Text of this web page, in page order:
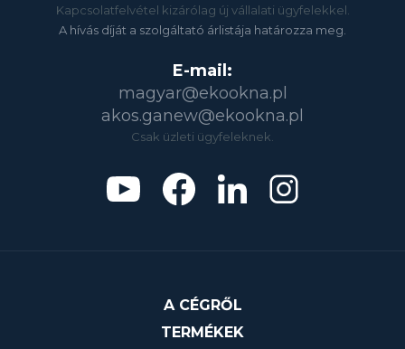
Kapcsolatfelvétel kizárólag új vállalati ügyfelekkel.
A hívás díját a szolgáltató árlistája határozza meg.
E-mail:
magyar@ekookna.pl
akos.ganew@ekookna.pl
Csak üzleti ügyfeleknek.
A CÉGRŐL
TERMÉKEK